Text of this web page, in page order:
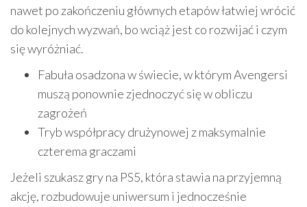
nawet po zakończeniu głównych etapów łatwiej wrócić
do kolejnych wyzwań, bo wciąż jest co rozwijać i czym
się wyróżniać.
Fabuła osadzona w świecie, w którym Avengersi
muszą ponownie zjednoczyć się w obliczu
zagrożeń
Tryb współpracy drużynowej z maksymalnie
czterema graczami
Jeżeli szukasz gry na PS5, która stawia na przyjemną
akcję, rozbudowuje uniwersum i jednocześnie